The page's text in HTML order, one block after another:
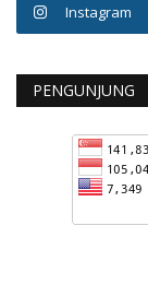
Instagram
PENGUNJUNG